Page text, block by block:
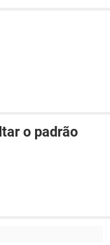
o padrão